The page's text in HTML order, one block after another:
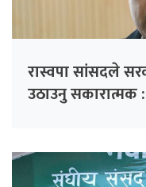
रास्वपा सांसदले
उठाउनु सकारात्मक